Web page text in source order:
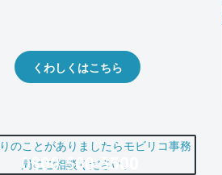
くわしくはこちら
0800-500-5500